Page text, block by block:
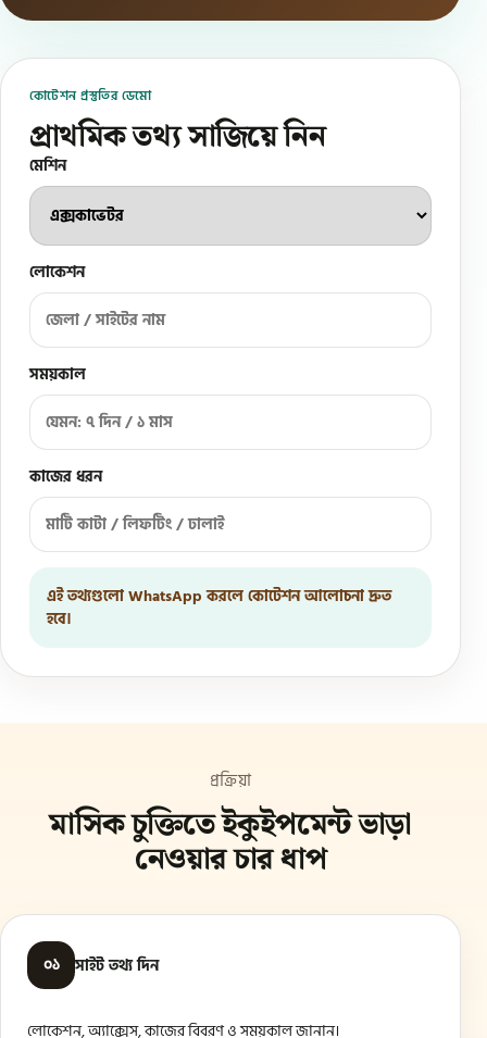
কোটেশন প্রস্তুতির ডেমো
প্রাথমিক তথ্য সাজিয়ে নিন
মেশিন
লোকেশন
সময়কাল
কাজের ধরন
এই তথ্যগুলো WhatsApp করলে কোটেশন আলোচনা দ্রুত
হবে।
প্রক্রিয়া
মাসিক চুক্তিতে ইকুইপমেন্ট ভাড়া
নেওয়ার চার ধাপ
০১ সাইট তথ্য দিন
লোকেশন, অ্যাক্সেস, কাজের বিবরণ ও সময়কাল জানান।